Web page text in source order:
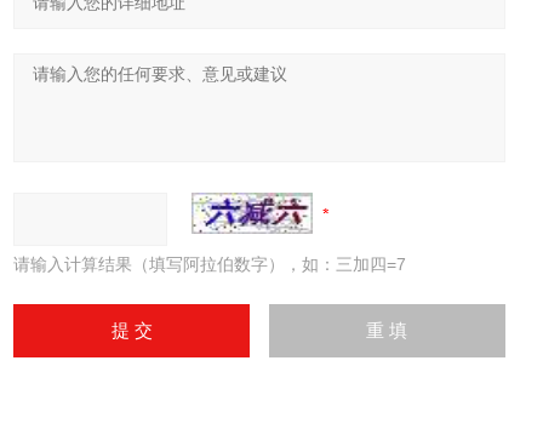
请输入计算结果（填写阿拉伯数字），如：三加四=7